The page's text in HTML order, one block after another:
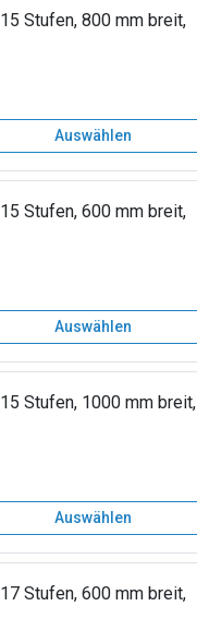
Stufen, 800 mm breit,
Auswählen
Stufen, 600 mm breit,
Auswählen
Stufen, 1000 mm breit,
Auswählen
Stufen, 600 mm breit,